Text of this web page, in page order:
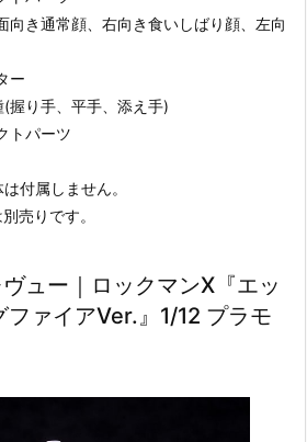
向き通常顔、右向き食いしばり顔、左向
ー
握り手、平手、添え手)
トパーツ
付属しません。
売りです。
ュー｜ロックマンX『エッ
ファイアVer.』1/12 プラモ